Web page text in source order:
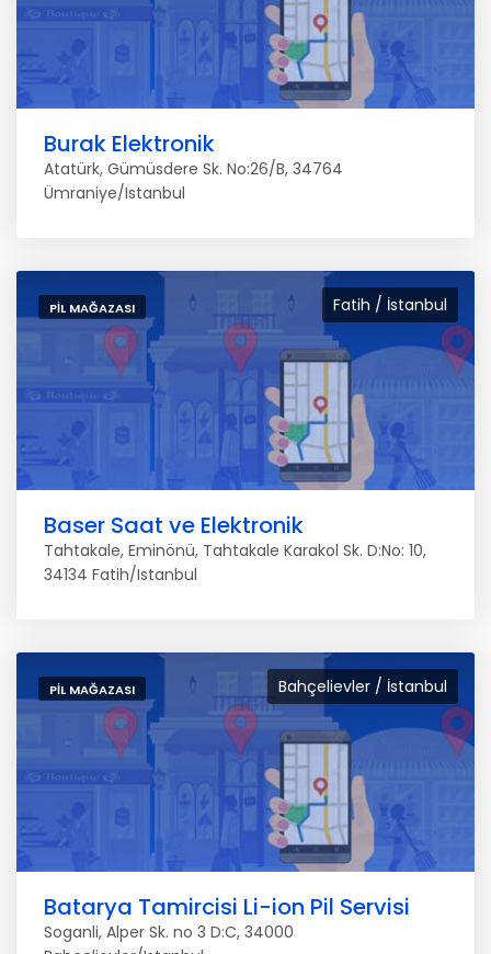
Burak Elektronik
Atatürk, Gümüsdere Sk. No:26/B, 34764
Ümraniye/Istanbul
Fatih / İstanbul
PIL MAĞAZASI
Baser Saat ve Elektronik
Tahtakale, Eminönü, Tahtakale Karakol Sk. D:No: 10,
34134 Fatih/Istanbul
Bahçelievler / İstanbul
PIL MAĞAZASI
Batarya Tamircisi Li-ion Pil Servisi
Soganli, Alper Sk. no 3 D:C, 34000